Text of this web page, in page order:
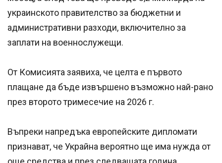
украинското правителство за бюджетни и
административни разходи, включително за
заплати на военнослужещи.
От Комисията заявиха, че целта е първото
плащане да бъде извършено възможно най-рано
през второто тримесечие на 2026 г.
Въпреки напредъка европейските дипломати
признават, че Украйна вероятно ще има нужда от